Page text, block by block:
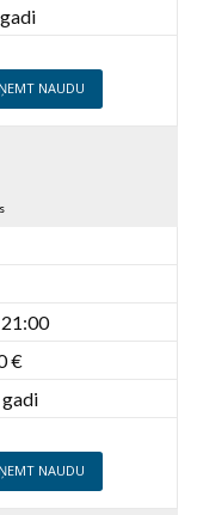
NAUDU
€
gadi
NAUDU